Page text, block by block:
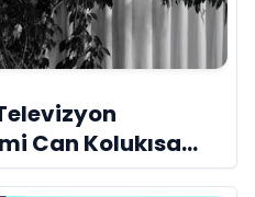
Can Kolukısa